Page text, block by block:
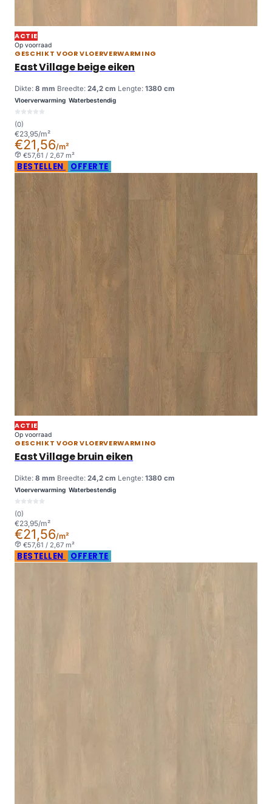
ACTIE
Op voorraad
GESCHIKT VOOR VLOERVERWARMING
East Village beige eiken
Dikte: 8 mm Breedte: 24,2 cm Lengte: 1380 cm
Vloerverwarming Waterbestendig
(0)
€23,95/m²
€21,56/m²
€57,61 / 2,67 m²
BESTELLEN OFFERTE
ACTIE
Op voorraad
GESCHIKT VOOR VLOERVERWARMING
East Village bruin eiken
Dikte: 8 mm Breedte: 24,2 cm Lengte: 1380 cm
Vloerverwarming Waterbestendig
(0)
€23,95/m²
€21,56/m²
€57,61 / 2,67 m²
BESTELLEN OFFERTE